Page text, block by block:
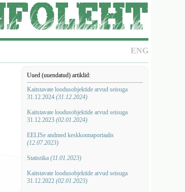
ENG
Uued (uuendatud) artiklid:
Kaitstavate loodusobjektide arvud seisuga
31.12.2024 (31.12.2024)
Kaitstavate loodusobjektide arvud seisuga
31.12.2023 (02.01.2024)
EELISe andmed keskkonnaportaalis
(12.07.2023)
Statistika (11.01.2023)
Kaitstavate loodusobjektide arvud seisuga
31.12.2022 (02.01.2023)